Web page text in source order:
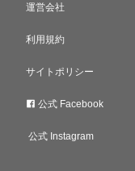
運営会社
利用規約
サイトポリシー
公式 Facebook
公式 Instagram